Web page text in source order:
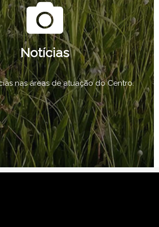
Notícias
nas áreas de atuação do Centro.